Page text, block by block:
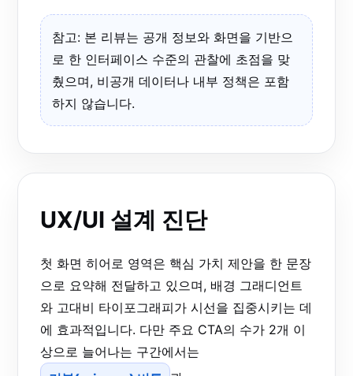
참고: 본 리뷰는 공개 정보와 화면을 기반으
로 한 인터페이스 수준의 관찰에 초점을 맞
췄으며, 비공개 데이터나 내부 정책은 포함
하지 않습니다.
UX/UI 설계 진단
첫 화면 히어로 영역은 핵심 가치 제안을 한 문장
으로 요약해 전달하고 있으며, 배경 그래디언트
와 고대비 타이포그래피가 시선을 집중시키는 데
에 효과적입니다. 다만 주요 CTA의 수가 2개 이
상으로 늘어나는 구간에서는